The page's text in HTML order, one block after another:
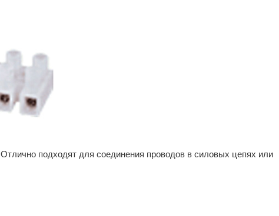
подходят для соединения проводов в силовых цепях или